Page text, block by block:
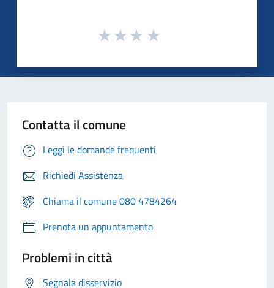
Contatta il comune
Leggi le domande frequenti
Richiedi Assistenza
Chiama il comune 080 4784264
Prenota un appuntamento
Problemi in città
Segnala disservizio